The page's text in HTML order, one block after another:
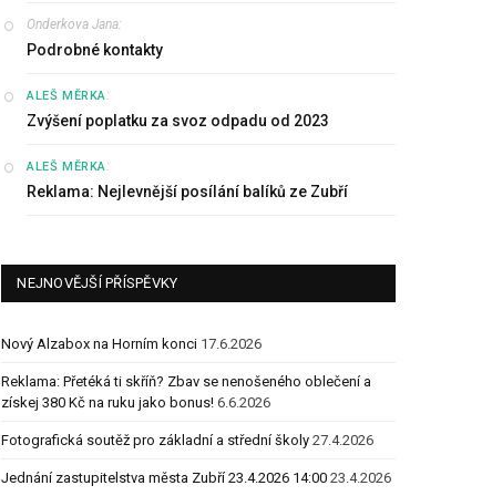
Onderkova Jana:
Podrobné kontakty
ALEŠ MĚRKA:
Zvýšení poplatku za svoz odpadu od 2023
ALEŠ MĚRKA:
Reklama: Nejlevnější posílání balíků ze Zubří
NEJNOVĚJŠÍ PŘÍSPĚVKY
Nový Alzabox na Horním konci 17.6.2026
Reklama: Přetéká ti skříň? Zbav se nenošeného oblečení a
získej 380 Kč na ruku jako bonus! 6.6.2026
Fotografická soutěž pro základní a střední školy 27.4.2026
Jednání zastupitelstva města Zubří 23.4.2026 14:00 23.4.2026